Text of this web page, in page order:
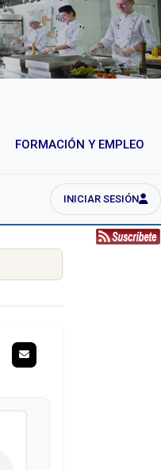
FORMACIÓN Y EMPLEO
INICIAR SESIÓN